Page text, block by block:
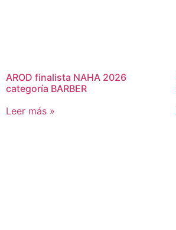
AROD finalista NAHA 2026
categoría BARBER
Leer más »